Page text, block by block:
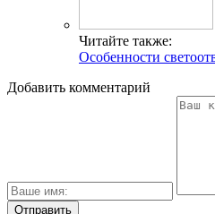
Читайте также:
Особенности
Добавить комментарий